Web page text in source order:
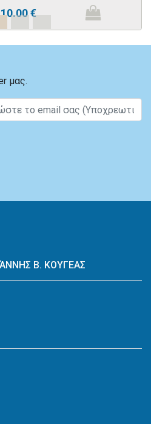
10.00€
μας.
Β. ΚΟΥΓΕΑΣ